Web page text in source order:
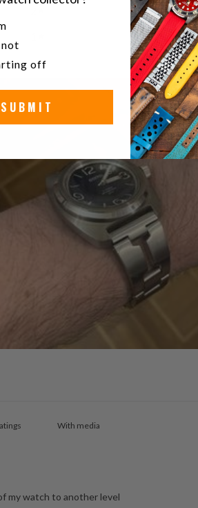
With media
my watch to another level
collector?
not
off
SUBMIT